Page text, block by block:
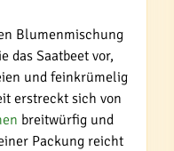
Blumenmischung
das Saatbeet vor,
und feinkrümelig
erstreckt sich von
breitwürfig und
Packung reicht